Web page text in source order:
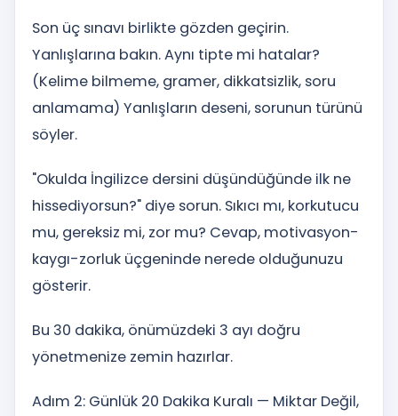
Son üç sınavı birlikte gözden geçirin.
Yanlışlarına bakın. Aynı tipte mi hatalar?
(Kelime bilmeme, gramer, dikkatsizlik, soru
anlamama) Yanlışların deseni, sorunun türünü
söyler.
"Okulda İngilizce dersini düşündüğünde ilk ne
hissediyorsun?" diye sorun. Sıkıcı mı, korkutucu
mu, gereksiz mi, zor mu? Cevap, motivasyon-
kaygı-zorluk üçgeninde nerede olduğunuzu
gösterir.
Bu 30 dakika, önümüzdeki 3 ayı doğru
yönetmenize zemin hazırlar.
Adım 2: Günlük 20 Dakika Kuralı — Miktar Değil,